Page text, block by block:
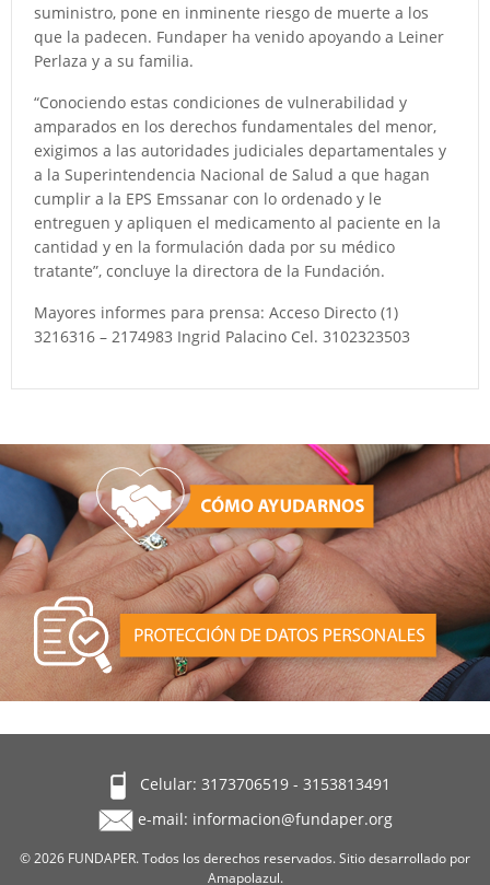
suministro, pone en inminente riesgo de muerte a los
que la padecen. Fundaper ha venido apoyando a Leiner
Perlaza y a su familia.
“Conociendo estas condiciones de vulnerabilidad y
amparados en los derechos fundamentales del menor,
exigimos a las autoridades judiciales departamentales y
a la Superintendencia Nacional de Salud a que hagan
cumplir a la EPS Emssanar con lo ordenado y le
entreguen y apliquen el medicamento al paciente en la
cantidad y en la formulación dada por su médico
tratante”, concluye la directora de la Fundación.
Mayores informes para prensa: Acceso Directo (1)
3216316 – 2174983 Ingrid Palacino Cel. 3102323503
Celular: 3173706519 - 3153813491
e-mail: informacion@fundaper.org
© 2026 FUNDAPER. Todos los derechos reservados. Sitio desarrollado por
Amapolazul.